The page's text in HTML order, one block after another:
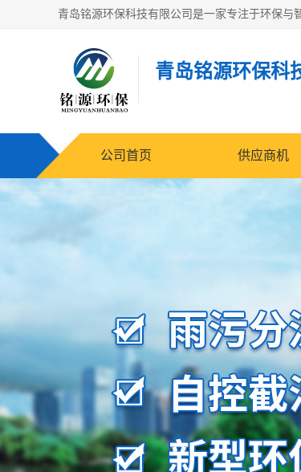
青岛铭源环保科
公司首页 供应商机